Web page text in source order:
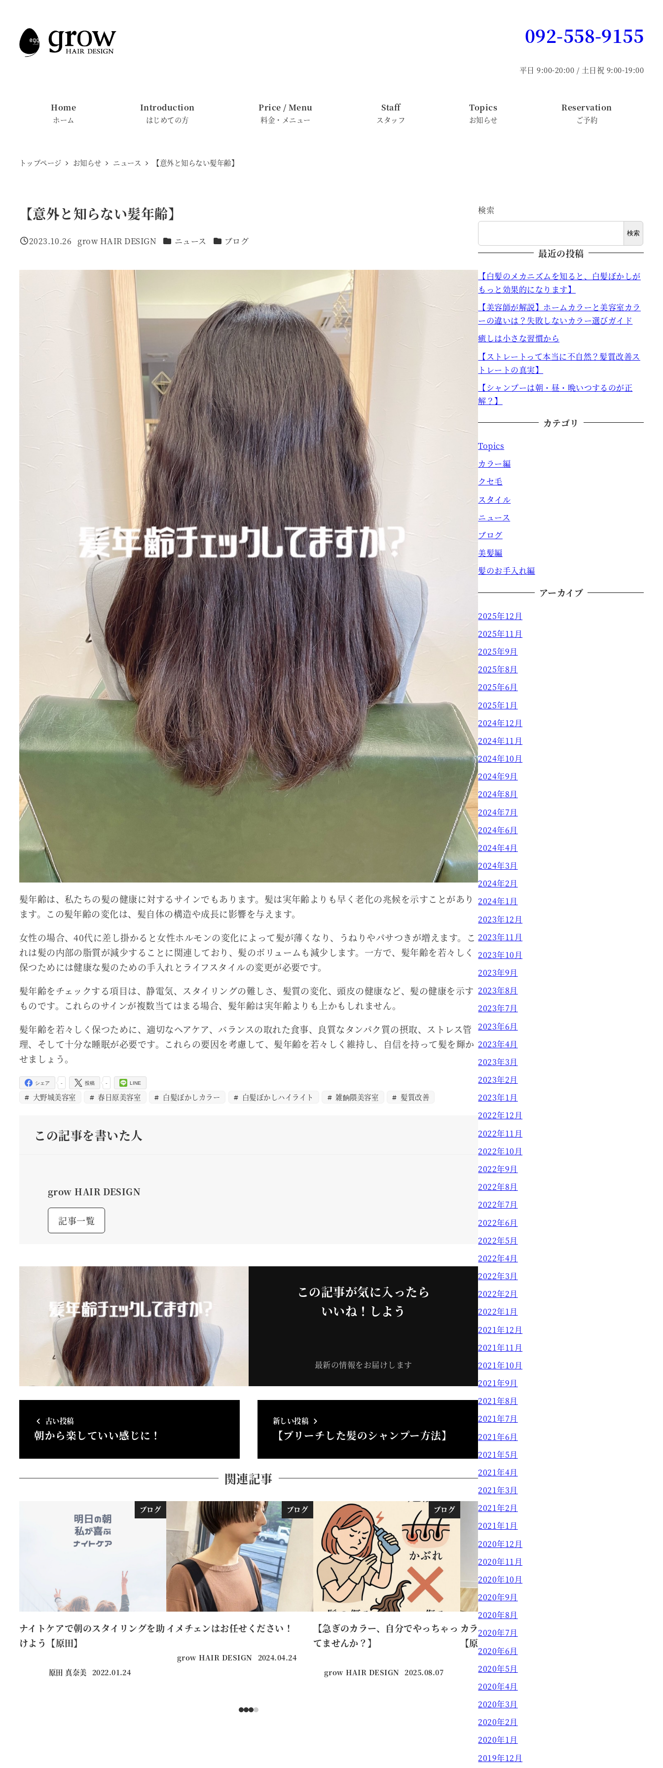
092-558-9155
平日 9:00-20:00 / 土日祝 9:00-19:00
Home
ホーム
Introduction
はじめての方
Price / Menu
料金・メニュー
Staff
スタッフ
Topics
お知らせ
Reservation
ご予約
トップページ お知らせ ニュース 【意外と知らない髪年齢】
【意外と知らない髪年齢】
投稿日
2023.10.26
著
grow HAIR DESIGN カテゴリー
ニュース カテゴリー
ブログ
髪年齢は、私たちの髪の健康に対するサインでもあります。髪は実年齢よりも早く老化の兆候を示すことがあり
ます。この髪年齢の変化は、髪自体の構造や成長に影響を与えます。
女性の場合、40代に差し掛かると女性ホルモンの変化によって髪が薄くなり、うねりやパサつきが増えます。こ
れは髪の内部の脂質が減少することに関連しており、髪のボリュームも減少します。一方で、髪年齢を若々しく
保つためには健康な髪のための手入れとライフスタイルの変更が必要です。
髪年齢をチェックする項目は、静電気、スタイリングの難しさ、髪質の変化、頭皮の健康など、髪の健康を示す
ものです。これらのサインが複数当てはまる場合、髪年齢は実年齢よりも上かもしれません。
髪年齢を若々しく保つために、適切なヘアケア、バランスの取れた食事、良質なタンパク質の摂取、ストレス管
理、そして十分な睡眠が必要です。これらの要因を考慮して、髪年齢を若々しく維持し、自信を持って髪を輝か
せましょう。
-
シェア -
投稿 LINE
大野城美容室 春日原美容室 白髪ぼかしカラー 白髪ぼかしハイライト 雑餉隈美容室 髪質改善
この記事を書いた人
grow HAIR DESIGN
記事一覧
この記事が気に入ったら
いいね！しよう
最新の情報をお届けします
古い投稿
朝から楽していい感じに！
新しい投稿
【ブリーチした髪のシャンプー方法】
関連記事
ブログ
ナイトケアで朝のスタイリングを助
けよう【原田】
原田 真奈美 投稿日
2022.01.24
ブログ
イメチェンはお任せください！
grow HAIR DESIGN 投稿日
2024.04.24
ブログ
【急ぎのカラー、自分でやっちゃっ
てませんか？】
grow HAIR DESIGN 投稿日
2025.08.07
カラーをなるべく持続させる為に
【原田】
原田 真奈美
検索
検索
最近の投稿
【白髪のメカニズムを知ると、白髪ぼかしが
もっと効果的になります】
【美容師が解説】ホームカラーと美容室カラ
ーの違いは？失敗しないカラー選びガイド
癒しは小さな習慣から
【ストレートって本当に不自然？髪質改善ス
トレートの真実】
【シャンプーは朝・昼・晩いつするのが正
解？】
カテゴリ
Topics
カラー編
クセ毛
スタイル
ニュース
ブログ
美髪編
髪のお手入れ編
アーカイブ
2025年12月
2025年11月
2025年9月
2025年8月
2025年6月
2025年1月
2024年12月
2024年11月
2024年10月
2024年9月
2024年8月
2024年7月
2024年6月
2024年4月
2024年3月
2024年2月
2024年1月
2023年12月
2023年11月
2023年10月
2023年9月
2023年8月
2023年7月
2023年6月
2023年4月
2023年3月
2023年2月
2023年1月
2022年12月
2022年11月
2022年10月
2022年9月
2022年8月
2022年7月
2022年6月
2022年5月
2022年4月
2022年3月
2022年2月
2022年1月
2021年12月
2021年11月
2021年10月
2021年9月
2021年8月
2021年7月
2021年6月
2021年5月
2021年4月
2021年3月
2021年2月
2021年1月
2020年12月
2020年11月
2020年10月
2020年9月
2020年8月
2020年7月
2020年6月
2020年5月
2020年4月
2020年3月
2020年2月
2020年1月
2019年12月